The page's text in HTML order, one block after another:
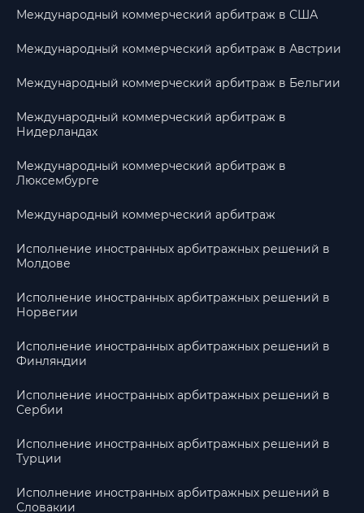
Международный коммерческий арбитраж в США
Международный коммерческий арбитраж в Австрии
Международный коммерческий арбитраж в Бельгии
Международный коммерческий арбитраж в
Нидерландах
Международный коммерческий арбитраж в
Люксембурге
Международный коммерческий арбитраж
Исполнение иностранных арбитражных решений в
Молдове
Исполнение иностранных арбитражных решений в
Норвегии
Исполнение иностранных арбитражных решений в
Финляндии
Исполнение иностранных арбитражных решений в
Сербии
Исполнение иностранных арбитражных решений в
Турции
Исполнение иностранных арбитражных решений в
Словакии